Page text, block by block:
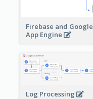
Firebase and Google
App Engine
Log Processing